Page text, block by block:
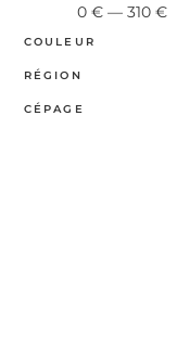
0 €— 310 €
COULEUR
RÉGION
CÉPAGE